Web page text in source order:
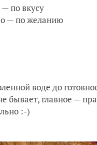
по вкусу
— по желанию
воде до
бывает, главное —
:-)